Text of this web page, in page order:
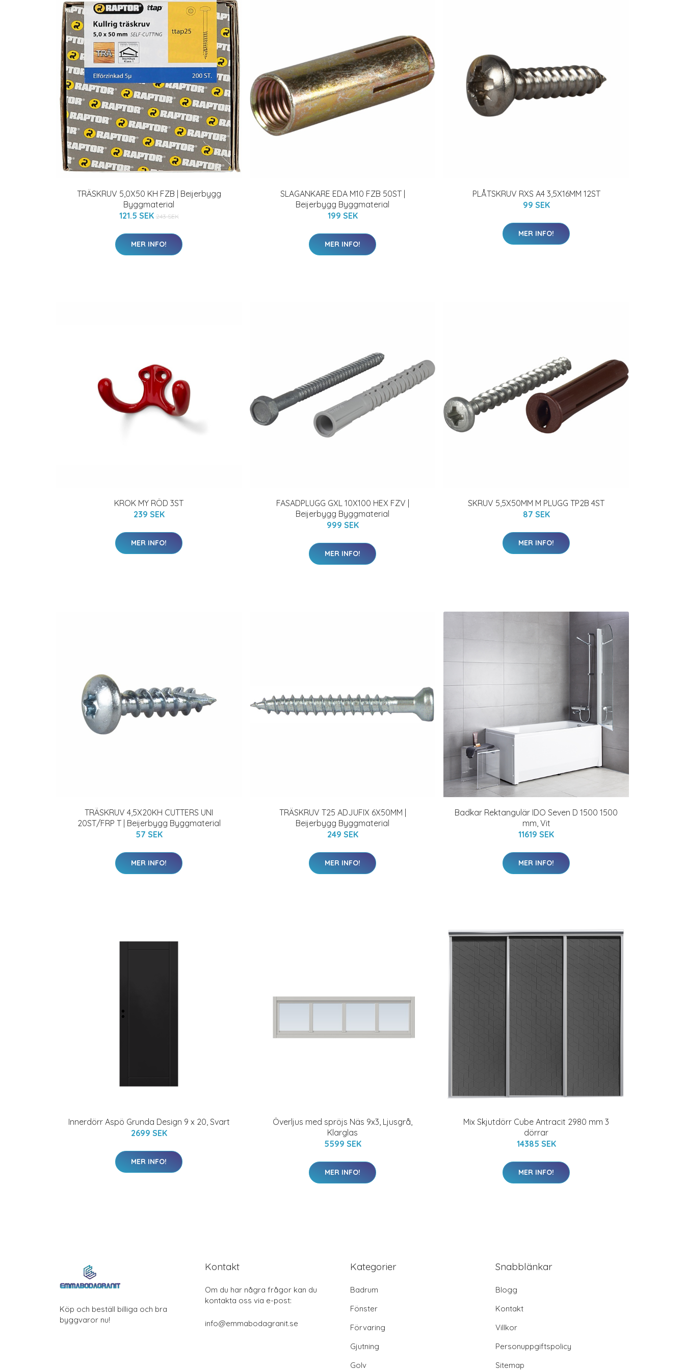
TRÄSKRUV 5,0X50 KH FZB | Beijerbygg
Byggmaterial
121.5 SEK 243 SEK
MER INFO!
SLAGANKARE EDA M10 FZB 50ST |
Beijerbygg Byggmaterial
199 SEK
MER INFO!
PLÅTSKRUV RXS A4 3,5X16MM 12ST
99 SEK
MER INFO!
KROK MY RÖD 3ST
239 SEK
MER INFO!
FASADPLUGG GXL 10X100 HEX FZV |
Beijerbygg Byggmaterial
999 SEK
MER INFO!
SKRUV 5,5X50MM M PLUGG TP2B 4ST
87 SEK
MER INFO!
TRÄSKRUV 4,5X20KH CUTTERS UNI
20ST/FRP T | Beijerbygg Byggmaterial
57 SEK
MER INFO!
TRÄSKRUV T25 ADJUFIX 6X50MM |
Beijerbygg Byggmaterial
249 SEK
MER INFO!
Badkar Rektangulär IDO Seven D 1500 1500
mm, Vit
11619 SEK
MER INFO!
Innerdörr Aspö Grunda Design 9 x 20, Svart
2699 SEK
MER INFO!
Överljus med spröjs Näs 9x3, Ljusgrå,
Klarglas
5599 SEK
MER INFO!
Mix Skjutdörr Cube Antracit 2980 mm 3
dörrar
14385 SEK
MER INFO!
Köp och beställ billiga och bra
byggvaror nu!
Kontakt
Om du har några frågor kan du
kontakta oss via e-post:
info@emmabodagranit.se
Kategorier
Badrum
Fönster
Förvaring
Gjutning
Golv
Snabblänkar
Blogg
Kontakt
Villkor
Personuppgiftspolicy
Sitemap